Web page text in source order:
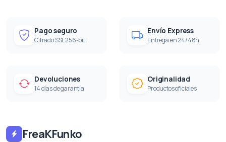
Pago seguro
Cifrado SSL 256-bit
Envío Express
Entrega en 24/48h
Devoluciones
14 días de garantía
Originalidad
Productos oficiales
FreaKFunko